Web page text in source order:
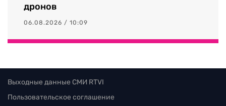
дронов
06.08.2026 / 10:09
Выходные данные СМИ RTVI
Пользовательское соглашение